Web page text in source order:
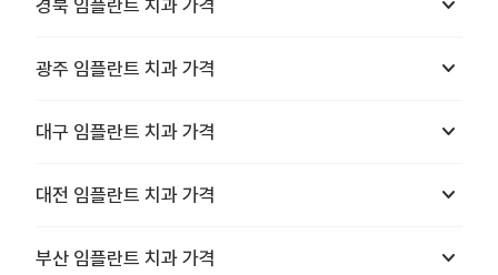
경북 임플란트 치과 가격
광주 임플란트 치과 가격 keyboard_arrow_down
대구 임플란트 치과 가격 keyboard_arrow_down
대전 임플란트 치과 가격 keyboard_arrow_down
부산 임플란트 치과 가격 keyboard_arrow_down